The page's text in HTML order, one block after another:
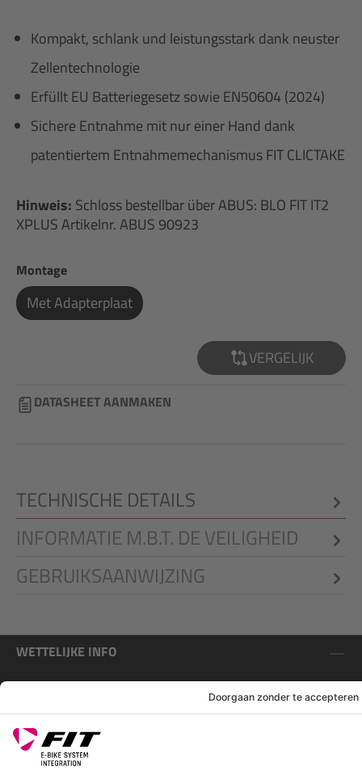
Kompakt, schlank und leistungsstark dank neuster
Zellentechnologie
Erfüllt EU Batteriegesetz sowie EN50604 (2024)
Sichere Entnahme mit nur einer Hand dank
patentiertem Entnahmemechanismus FIT CLICTAKE
Hinweis: Schloss bestellbar über ABUS: BLO FIT IT2
XPLUS Artikelnr. ABUS 90923
Selecteer
Montage
Met Adapterplaat
VERGELIJK
DATASHEET AANMAKEN
TECHNISCHE DETAILS
INFORMATIE M.B.T. DE VEILIGHEID
GEBRUIKSAANWIJZING
WETTELIJKE INFO
SERVICE